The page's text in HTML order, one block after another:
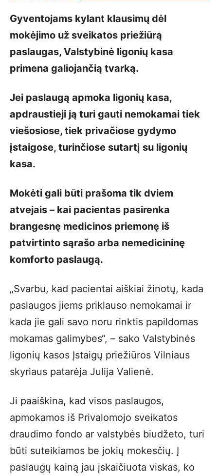
Gyventojams kylant klausimų dėl
mokėjimo už sveikatos priežiūrą
paslaugas, Valstybinė ligonių kasa
primena galiojančią tvarką.
Jei paslaugą apmoka ligonių kasa,
apdraustieji ją turi gauti nemokamai tiek
viešosiose, tiek privačiose gydymo
įstaigose, turinčiose sutartį su ligonių
kasa.
Mokėti gali būti prašoma tik dviem
atvejais – kai pacientas pasirenka
brangesnę medicinos priemonę iš
patvirtinto sąrašo arba nemedicininę
komforto paslaugą.
„Svarbu, kad pacientai aiškiai žinotų, kada
paslaugos jiems priklauso nemokamai ir
kada jie gali savo noru rinktis papildomas
mokamas galimybes“, – sako Valstybinės
ligonių kasos Įstaigų priežiūros Vilniaus
skyriaus patarėja Julija Valienė.
Ji paaiškina, kad visos paslaugos,
apmokamos iš Privalomojo sveikatos
draudimo fondo ar valstybės biudžeto, turi
būti suteikiamos be jokių mokesčių. Į
paslaugų kainą jau įskaičiuota viskas, ko